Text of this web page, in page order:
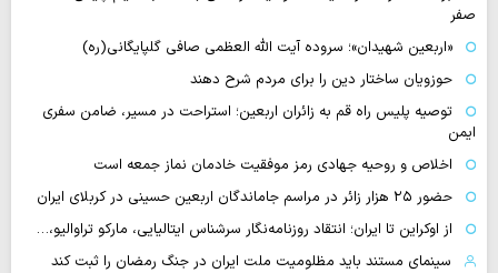
صفر
«اربعین شهیدان»؛ سروده آیت الله العظمی صافی گلپایگانی(ره)
حوزویان ساختار دین را برای مردم شرح دهند
توصیه پلیس راه قم به زائران اربعین؛ استراحت در مسیر، ضامن سفری
ایمن
اخلاص و روحیه جهادی رمز موفقیت خادمان نماز جمعه است
حضور ۲۵ هزار زائر در مراسم جاماندگان اربعین حسینی در کربلای ایران
از اوکراین تا ایران؛ انتقاد روزنامه‌نگار سرشناس ایتالیایی، مارکو تراوالیو،…
سینمای مستند باید مظلومیت ملت ایران در جنگ رمضان را ثبت کند